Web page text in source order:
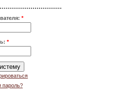
*
*
пароль?